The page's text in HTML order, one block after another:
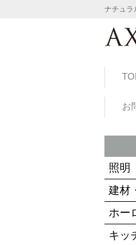
ナチュラ
お
照明
建材
ホー
キッ